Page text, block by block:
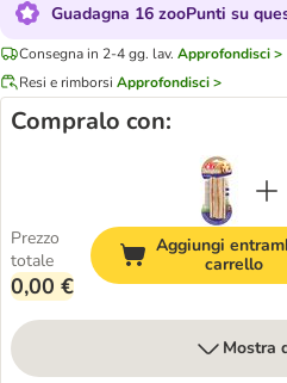
Guadagna 16 zooPunti su
Consegna in 2-4 gg. lav. Approfondisci >
Resi e rimborsi Approfondisci >
Compralo con:
Prezzo
totale
0,00 €
Aggiungi
carrello
Mostra